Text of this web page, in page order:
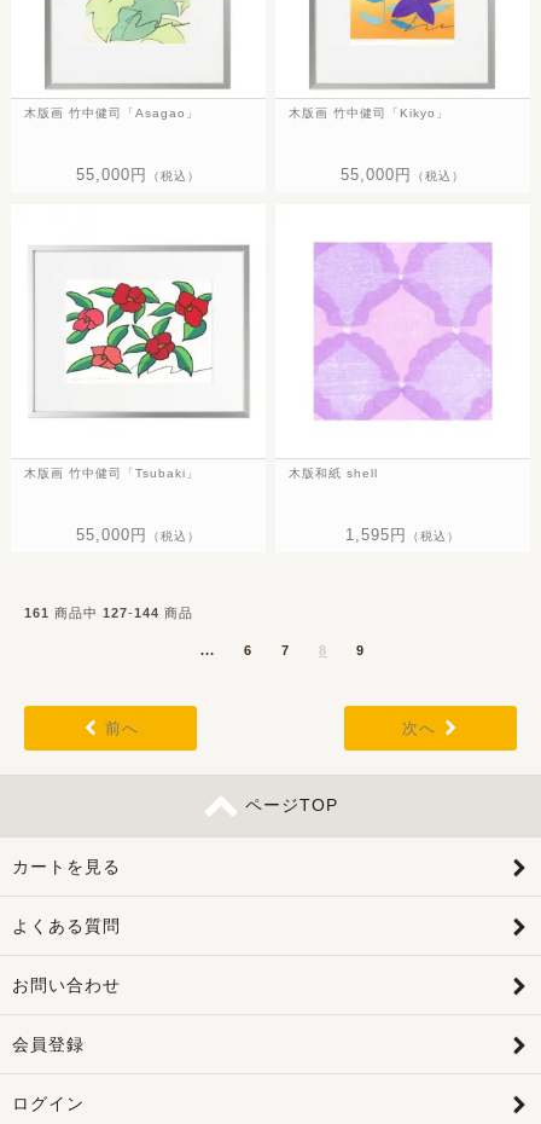
木版画 竹中健司「Asagao」
55,000円 （税込）
木版画 竹中健司「Kikyo」
55,000円 （税込）
木版画 竹中健司「Tsubaki」
55,000円 （税込）
木版和紙 shell
1,595円 （税込）
161 商品中 127-144 商品
... 6 7 8 9
前へ 次へ
ページTOP
カートを見る
よくある質問
お問い合わせ
会員登録
ログイン